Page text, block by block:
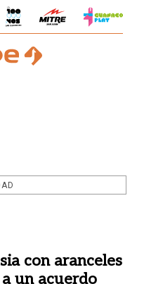
con aranceles
un acuerdo